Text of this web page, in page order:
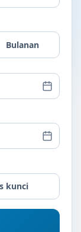
Bulanan
kunci